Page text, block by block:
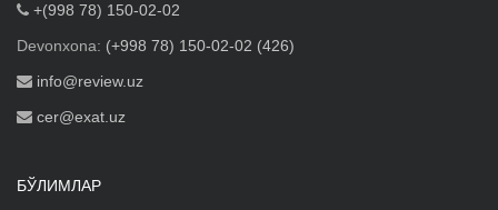
+(998 78) 150-02-02
Devonxona: (+998 78) 150-02-02 (426)
info@review.uz
cer@exat.uz
БЎЛИМЛАР